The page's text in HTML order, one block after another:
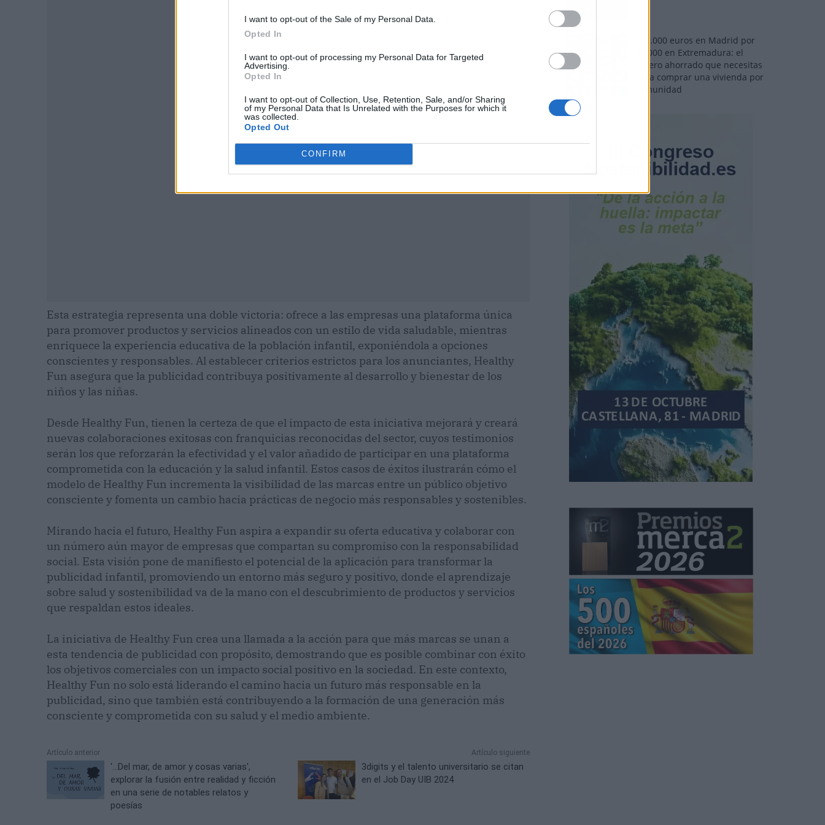
I want to opt-out of the Sale of my Personal Data.
Opted In
I want to opt-out of processing my Personal Data for Targeted
Advertising.
Opted In
I want to opt-out of Collection, Use, Retention, Sale, and/or Sharing
of my Personal Data that Is Unrelated with the Purposes for which it
was collected.
Opted Out
CONFIRM
Publicidad
Esta estrategia representa una doble victoria: ofrece a las empresas una plataforma única
para promover productos y servicios alineados con un estilo de vida saludable, mientras
enriquece la experiencia educativa de la población infantil, exponiéndola a opciones
conscientes y responsables. Al establecer criterios estrictos para los anunciantes, Healthy
Fun asegura que la publicidad contribuya positivamente al desarrollo y bienestar de los
niños y las niñas.
Desde Healthy Fun, tienen la certeza de que el impacto de esta iniciativa mejorará y creará
nuevas colaboraciones exitosas con franquicias reconocidas del sector, cuyos testimonios
serán los que reforzarán la efectividad y el valor añadido de participar en una plataforma
comprometida con la educación y la salud infantil. Estos casos de éxitos ilustrarán cómo el
modelo de Healthy Fun incrementa la visibilidad de las marcas entre un público objetivo
consciente y fomenta un cambio hacia prácticas de negocio más responsables y sostenibles.
Mirando hacia el futuro, Healthy Fun aspira a expandir su oferta educativa y colaborar con
un número aún mayor de empresas que compartan su compromiso con la responsabilidad
social. Esta visión pone de manifiesto el potencial de la aplicación para transformar la
publicidad infantil, promoviendo un entorno más seguro y positivo, donde el aprendizaje
sobre salud y sostenibilidad va de la mano con el descubrimiento de productos y servicios
que respaldan estos ideales.
La iniciativa de Healthy Fun crea una llamada a la acción para que más marcas se unan a
esta tendencia de publicidad con propósito, demostrando que es posible combinar con éxito
los objetivos comerciales con un impacto social positivo en la sociedad. En este contexto,
Healthy Fun no solo está liderando el camino hacia un futuro más responsable en la
publicidad, sino que también está contribuyendo a la formación de una generación más
consciente y comprometida con su salud y el medio ambiente.
Artículo anterior
'...Del mar, de amor y cosas varias',
explorar la fusión entre realidad y ficción
en una serie de notables relatos y
poesías
Artículo siguiente
3digits y el talento universitario se citan
en el Job Day UIB 2024
110.000 euros en Madrid por
31.000 en Extremadura: el
dinero ahorrado que necesitas
para comprar una vivienda por
comunidad